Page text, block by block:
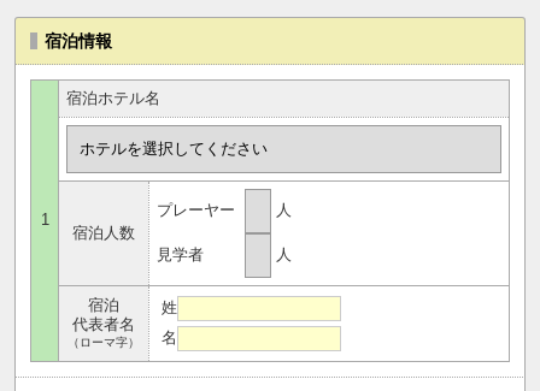
宿泊情報
1
宿泊ホテル名
宿泊人数
プレーヤー 人
見学者 人
宿泊
代表者名
（ローマ字）
姓
名